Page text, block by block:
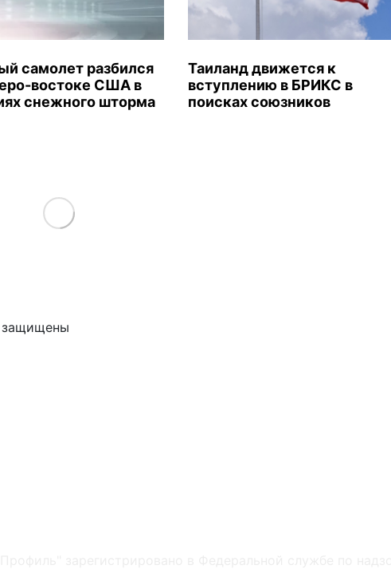
самолет разбился
востоке США в
снежного шторма
Таиланд движется к
вступлению в БРИКС в
поисках союзников
Load More
защищены